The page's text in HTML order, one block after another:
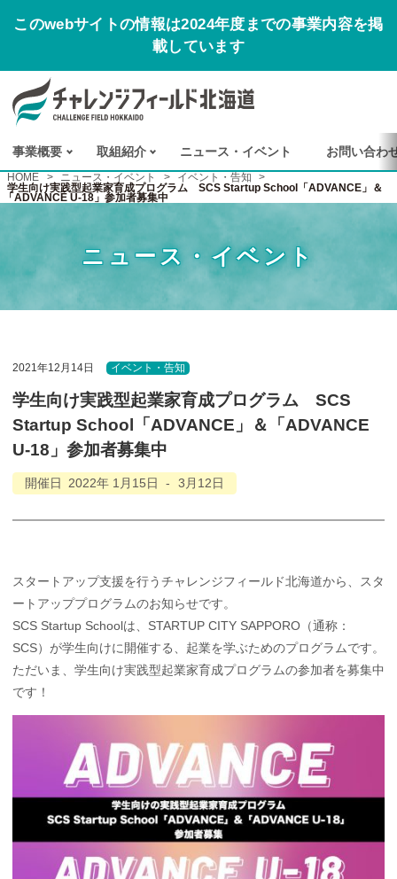
このwebサイトの情報は2024年度までの事業内容を掲
載しています
事業概要 取組紹介 ニュース ・ イベント お問い合わ
HOME > ニュース・イベント > イベント・告知
>
学生向け実践型起業家育成プログラム SCS Startup School「ADVANCE」＆
「ADVANCE U-18」参加者募集中
ニュース・イベント
2021年12月14日 イベント・告知
学生向け実践型起業家育成プログラム SCS
Startup School
「ADVANCE」 ＆ 「ADVANCE
U-18」 参加者募集中
開催日 2022年 1月 15日 - 3月 12日
スタートアップ支援を行うチャレンジフィールド北海道から、スタ
ートアッププログラムのお知らせです。
SCS Startup Schoolは、STARTUP CITY SAPPORO（通称：
SCS）が学生向けに開催する、起業を学ぶためのプログラムです。
ただいま、学生向け実践型起業家育成プログラムの参加者を募集中
です！